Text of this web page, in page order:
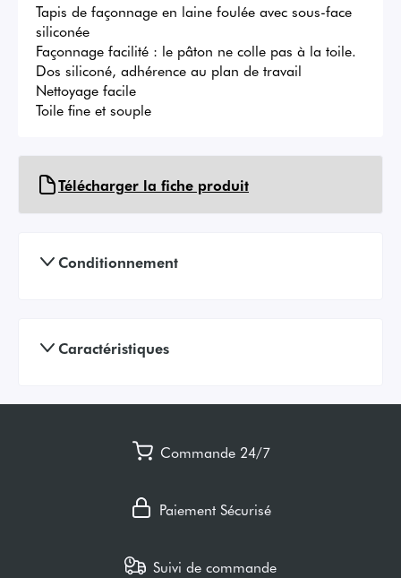
Tapis de façonnage en laine foulée avec sous-face
siliconée
Façonnage facilité : le pâton ne colle pas à la toile.
Dos siliconé, adhérence au plan de travail
Nettoyage facile
Toile fine et souple
Télécharger la fiche produit
Conditionnement
Caractéristiques
Commande 24/7
Paiement Sécurisé
Suivi de commande